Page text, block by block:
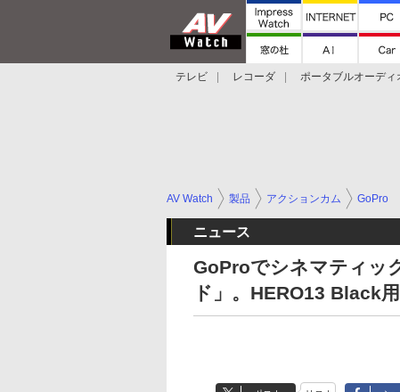
テレビ レコーダ ポータブルオーディ
AV Watch 製品 アクションカム GoPro
ニュース
GoProでシネマティッ
ド」。HERO13 Black用